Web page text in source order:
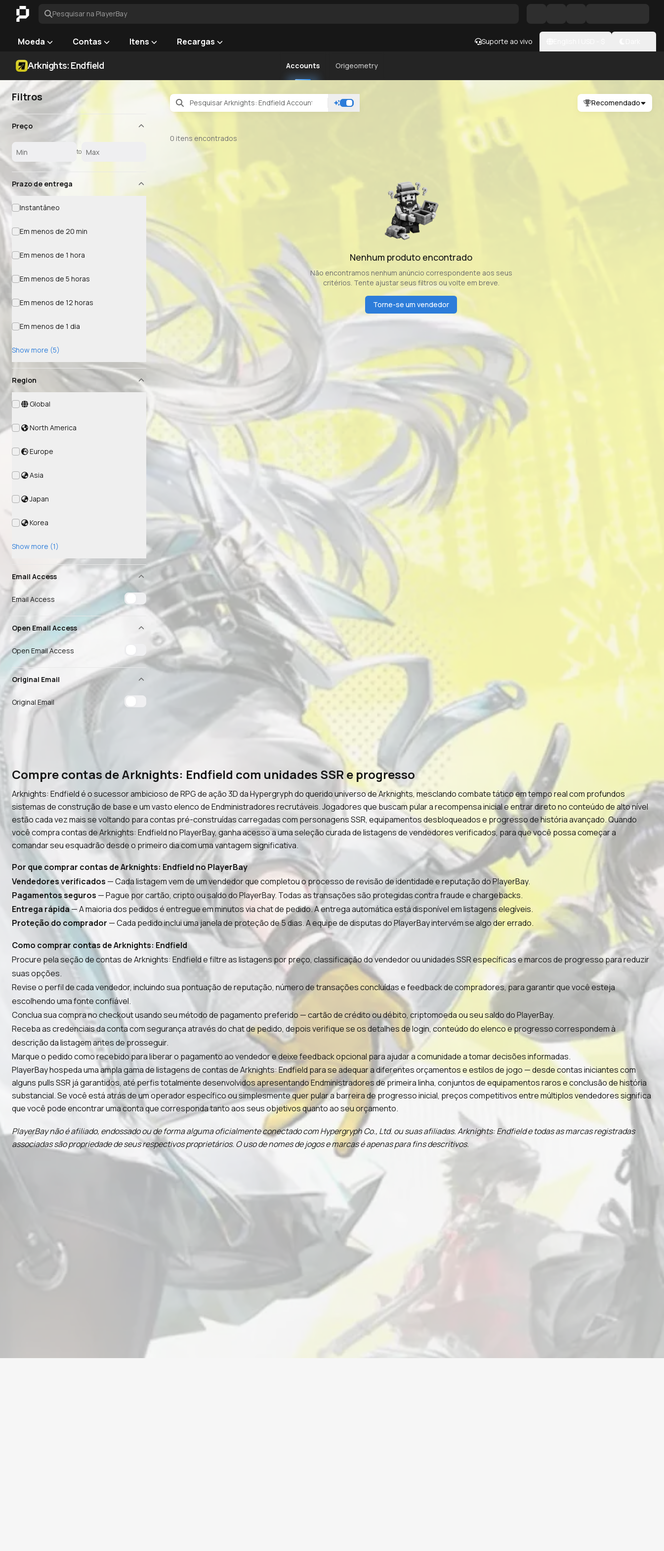
Pesquisar na PlayerBay
Moeda Contas Itens Recargas Suporte ao vivo
Arknights: Endfield Accounts Origeometry
Filtros
Preço
to
Prazo de entrega
Instantâneo
Em menos de 20 min
Em menos de 1 hora
Em menos de 5 horas
Em menos de 12 horas
Em menos de 1 dia
Show more (5)
Region
Global
North America
Europe
Asia
Japan
Korea
Show more (1)
Email Access
Email Access
Open Email Access
Open Email Access
Original Email
Original Email
Recomendado
0 itens encontrados
Nenhum produto encontrado
Não encontramos nenhum anúncio correspondente aos seus
critérios. Tente ajustar seus filtros ou volte em breve.
Torne-se um vendedor
Compre contas de Arknights: Endfield com unidades SSR e progresso
Arknights: Endfield é o sucessor ambicioso de RPG de ação 3D da Hypergryph do querido universo de Arknights, mesclando combate tático em tempo real com profundos
sistemas de construção de base e um vasto elenco de Endministradores recrutáveis. Jogadores que buscam pular a recompensa inicial e entrar direto no conteúdo de alto nível
estão cada vez mais se voltando para contas pré-construídas carregadas com personagens SSR, equipamentos desbloqueados e progresso de história avançado. Quando
você compra contas de Arknights: Endfield no PlayerBay, ganha acesso a uma seleção curada de listagens de vendedores verificados, para que você possa começar a
comandar seu esquadrão desde o primeiro dia com uma vantagem significativa.
Por que comprar contas de Arknights: Endfield no PlayerBay
Vendedores verificados — Cada listagem vem de um vendedor que completou o processo de revisão de identidade e reputação do PlayerBay.
Pagamentos seguros — Pague por cartão, cripto ou saldo do PlayerBay. Todas as transações são protegidas contra fraude e chargebacks.
Entrega rápida— A maioria dos pedidos é entregue em minutos via chat de pedido. A entrega automática está disponível em listagens elegíveis.
Proteção do comprador — Cada pedido inclui uma janela de proteção de 5 dias. A equipe de disputas do PlayerBay intervém se algo der errado.
Como comprar contas de Arknights: Endfield
Procure pela seção de contas de Arknights: Endfield e filtre as listagens por preço, classificação do vendedor ou unidades SSR específicas e marcos de progresso para reduzir
suas opções.
Revise o perfil de cada vendedor, incluindo sua pontuação de reputação, número de transações concluídas e feedback de compradores, para garantir que você esteja
escolhendo uma fonte confiável.
Conclua sua compra no checkout usando seu método de pagamento preferido — cartão de crédito ou débito, criptomoeda ou seu saldo do PlayerBay.
Receba as credenciais da conta com segurança através do chat de pedido, depois verifique se os detalhes de login, conteúdo do elenco e progresso correspondem à
descrição da listagem antes de prosseguir.
Marque o pedido como recebido para liberar o pagamento ao vendedor e deixe feedback opcional para ajudar a comunidade a tomar decisões informadas.
PlayerBay hospeda uma ampla gama de listagens de contas de Arknights: Endfield para se adequar a diferentes orçamentos e estilos de jogo — desde contas iniciantes com
alguns pulls SSR já garantidos, até perfis totalmente desenvolvidos apresentando Endministradores de primeira linha, conjuntos de equipamentos raros e conclusão de história
substancial. Se você está atrás de um operador específico ou simplesmente quer pular a barreira de progresso inicial, preços competitivos entre múltiplos vendedores significa
que você pode encontrar uma conta que corresponda tanto aos seus objetivos quanto ao seu orçamento.
PlayerBay não é afiliado, endossado ou de forma alguma oficialmente conectado com Hypergryph Co., Ltd. ou suas afiliadas. Arknights: Endfield e todas as marcas registradas
associadas são propriedade de seus respectivos proprietários. O uso de nomes de jogos e marcas é apenas para fins descritivos.